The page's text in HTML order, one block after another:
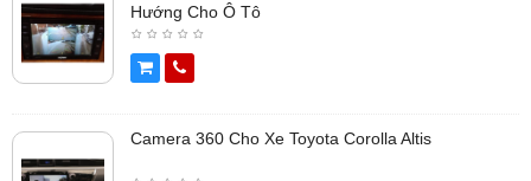
Hướng Cho Ô Tô
Camera 360 Cho Xe Toyota Corolla Altis